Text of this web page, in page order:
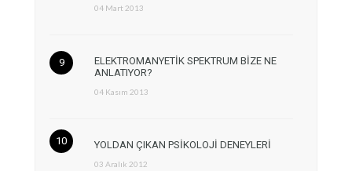
04 Mart 2013
ELEKTROMANYETİK SPEKTRUM BİZE NE
ANLATIYOR?
04 Kasım 2013
YOLDAN ÇIKAN PSİKOLOJİ DENEYLERİ
03 Aralık 2012